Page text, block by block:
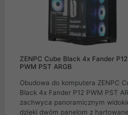
ZENPC Cube Black 4x Fander P12
PWM PST ARGB
Obudowa do komputera ZENPC
Black 4x Fander P12 PWM PST
zachwyca panoramicznym
dzięki dwóm panelom z